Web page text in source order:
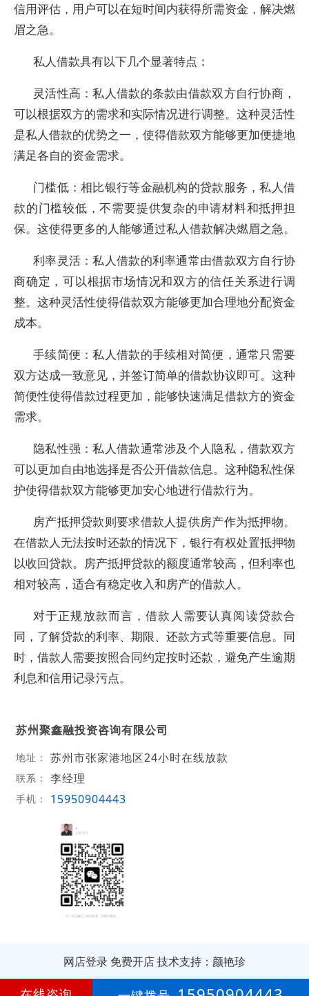
信用评估，用户可以在短时间内获得所需资金，解决燃
眉之急。
私人借款具有以下几个显著特点：
灵活性高：私人借款的条款由借款双方自行协商，
可以根据双方的需求和实际情况进行调整。这种灵活性
是私人借款的优势之一，使得借款双方能够更加便捷地
满足各自的资金需求。
门槛低：相比银行等金融机构的贷款服务，私人借
款的门槛较低，不需要提供复杂的申请材料和抵押担
保。这使得更多的人能够通过私人借款解决燃眉之急。
利率灵活：私人借款的利率通常由借款双方自行协
商确定，可以根据市场情况和双方的信任关系进行调
整。这种灵活性使得借款双方能够更加合理地分配资金
成本。
手续简便：私人借款的手续相对简便，通常只需要
双方达成一致意见，并签订简单的借款协议即可。这种
简便性使得借款过程更加，能够快速满足借款方的资金
需求。
隐私性强：私人借款通常涉及个人隐私，借款双方
可以更加自由地选择是否公开借款信息。这种隐私性保
护使得借款双方能够更加安心地进行借款行为。
房产抵押贷款则要求借款人提供房产作为抵押物。
在借款人无法按时还款的情况下，银行有权处置抵押物
以收回贷款。房产抵押贷款的额度通常较高，但利率也
相对较高，适合有稳定收入和房产的借款人。
对于正规放款而言，借款人需要认真阅读贷款合
同，了解贷款的利率、期限、还款方式等重要信息。同
时，借款人需要按照合同约定按时还款，避免产生逾期
利息和信用记录污点。
苏州聚鑫融投资咨询有限公司
地址： 苏州市张家港地区24小时在线放款
联系： 李经理
手机： 15950904443
网店登录 免费开店技术支持：颜艳珍
第1年